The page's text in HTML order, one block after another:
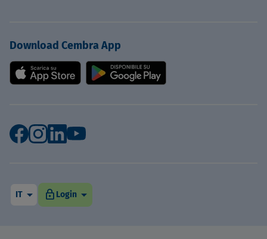
Download Cembra App
arrow_drop_down
IT arrow_drop_down
Login
lock